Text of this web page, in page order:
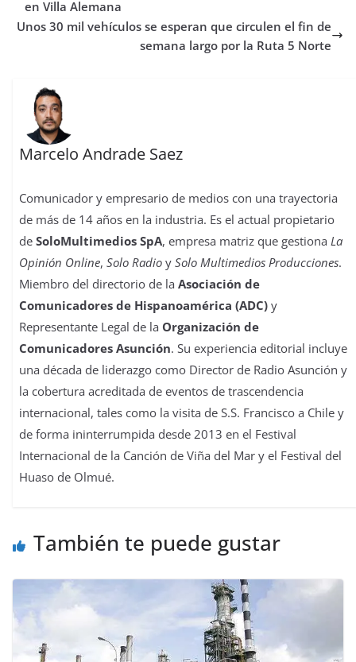
o
k
r
p
p
o
n
s
n
i
en Villa Alemana
Unos 30 mil vehículos se esperan que circulen el fin de
semana largo por la Ruta 5 Norte
Marcelo Andrade Saez
Comunicador y empresario de medios con una trayectoria
de más de 14 años en la industria. Es el actual propietario
deSoloMultimedios SpA, empresa matriz que gestionaLa
Opinión Online,Solo Radio ySolo Multimedios Producciones.
Miembro del directorio de laAsociación de
Comunicadores de Hispanoamérica (ADC) y
Representante Legal de la Organización de
Comunicadores Asunción. Su experiencia editorial incluye
una década de liderazgo como Director de Radio Asunción y
la cobertura acreditada de eventos de trascendencia
internacional, tales como la visita de S.S. Francisco a Chile y
de forma ininterrumpida desde 2013 en el Festival
Internacional de la Canción de Viña del Mar y el Festival del
Huaso de Olmué.
También te puede gustar